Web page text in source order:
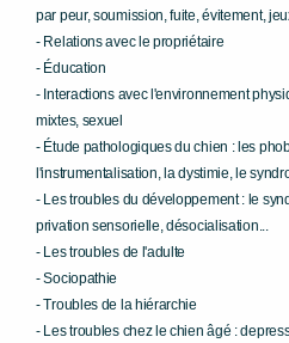
par peur, soumission, fuite, évitement,
- Relations avec le propriétaire
- Éducation
- Interactions avec l'environnement
mixtes, sexuel
- Étude pathologiques du chien : les
l'instrumentalisation, la dystimie, le
- Les troubles du développement : le
privation sensorielle, désocialisation...
- Les troubles de l'adulte
- Sociopathie
- Troubles de la hiérarchie
- Les troubles chez le chien âgé :